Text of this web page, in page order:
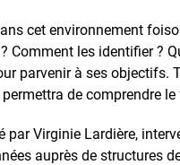
cet environnement
Comment les identifier ?
parvenir à ses objectifs.
de comprendre
par Virginie Lardière,
auprès de structures